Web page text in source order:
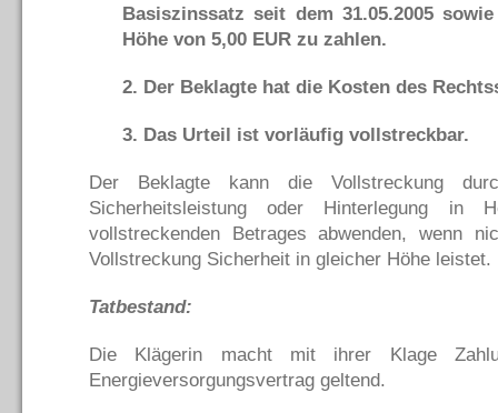
Basiszinssatz seit dem 31.05.2005
Höhe von 5,00 EUR zu zahlen.
2. Der Beklagte hat die Kosten des
3. Das Urteil ist vorläufig vollstreckbar.
Der Beklagte kann die Vollstreckung
Sicherheitsleistung oder Hinterlegung
vollstreckenden Betrages abwenden, wenn
Vollstreckung Sicherheit in gleicher Höhe leistet.
Tatbestand:
Die Klägerin macht mit ihrer Klage
Energieversorgungsvertrag geltend.